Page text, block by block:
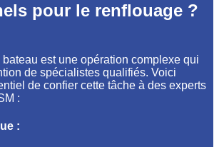
pour le renflouage ?
bateau est une opération complexe qui
de spécialistes qualifiés. Voici
de confier cette tâche à des experts
:
: